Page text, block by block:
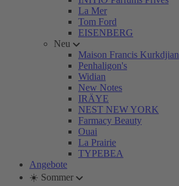
La Mer
Tom Ford
EISENBERG
Neu
Maison Francis Kurkdjian
Penhaligon's
Widian
New Notes
IRÄYE
NEST NEW YORK
Farmacy Beauty
Ouai
La Prairie
TYPEBEA
Angebote
☀️ Sommer